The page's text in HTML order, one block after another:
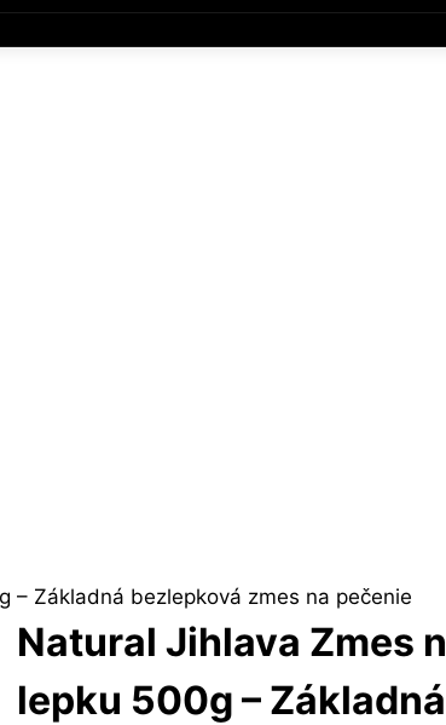
– Základná bezlepková zmes na pečenie
Natural Jihlava Zmes
lepku 500g –